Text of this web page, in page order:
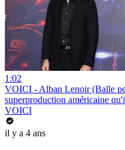
1:02
VOICI - Alban Lenoir (Balle
superproduction américaine
VOICI
il y a 4 ans